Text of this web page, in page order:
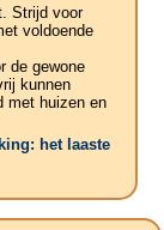
Strijd voor
voldoende
de gewone
kunnen
met huizen en
het laaste